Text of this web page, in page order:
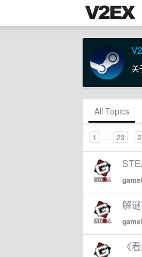
关
All Topics
1 ... 23
解
《